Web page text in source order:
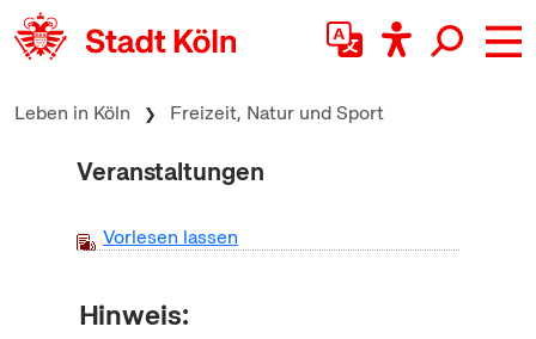
zum Inhalt springen
Leben in Köln Freizeit, Natur und Sport
Veranstaltungen
Vorlesen lassen
Hinweis: